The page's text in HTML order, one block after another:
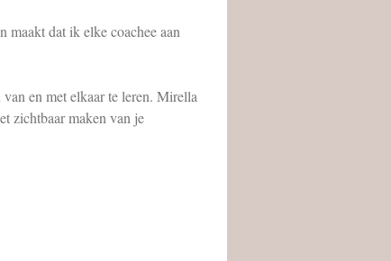
maakt dat ik elke coachee aan
en met elkaar te leren. Mirella
zichtbaar maken van je